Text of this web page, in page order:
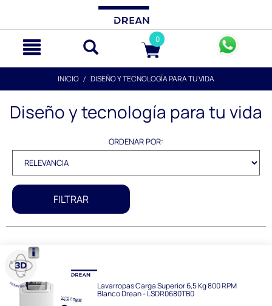
0
INICIO DISEÑO Y TECNOLOGÍA PARA TU VIDA
Diseño y tecnología para tu vida
ORDENAR POR:
FILTRAR
Lavarropas Carga Superior 6,5 Kg 800 RPM
Blanco Drean - LSDR0680TB0